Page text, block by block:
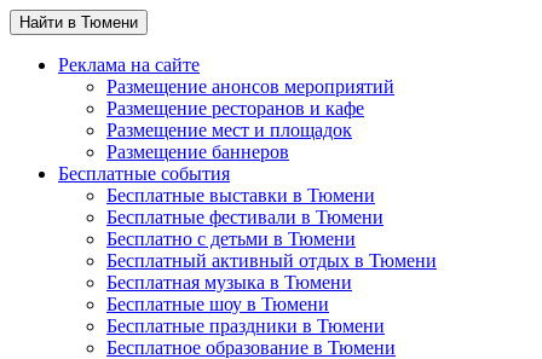
Найти в Тюмени
Реклама на сайте
Размещение анонсов мероприятий
Размещение ресторанов и кафе
Размещение мест и площадок
Размещение баннеров
Бесплатные события
Бесплатные выставки в Тюмени
Бесплатные фестивали в Тюмени
Бесплатно с детьми в Тюмени
Бесплатный активный отдых в Тюмени
Бесплатная музыка в Тюмени
Бесплатные шоу в Тюмени
Бесплатные праздники в Тюмени
Бесплатное образование в Тюмени